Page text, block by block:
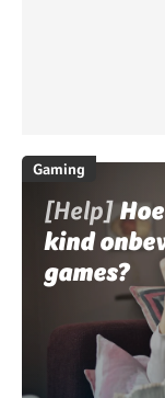
Gaming
[Help]
kind
games?